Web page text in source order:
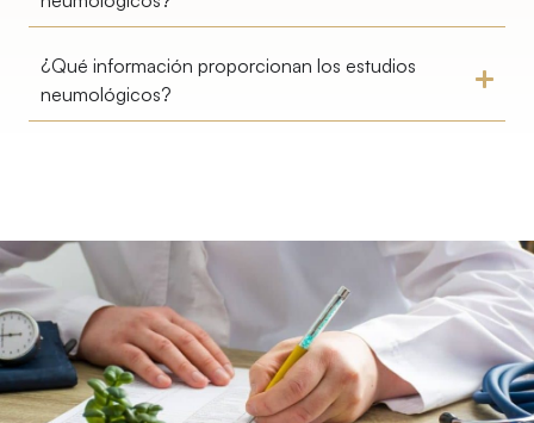
¿Qué información proporcionan los estudios
neumológicos?